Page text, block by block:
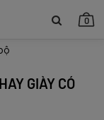
0
GIÀY CÓ